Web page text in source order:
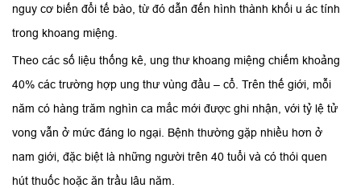
nguy cơ biến đổi tế bào, từ đó dẫn đến hình thành khối u ác tính
trong khoang miệng.
Theo các số liệu thống kê, ung thư khoang miệng chiếm khoảng
40% các trường hợp ung thư vùng đầu – cổ. Trên thế giới, mỗi
năm có hàng trăm nghìn ca mắc mới được ghi nhận, với tỷ lệ tử
vong vẫn ở mức đáng lo ngại. Bệnh thường gặp nhiều hơn ở
nam giới, đặc biệt là những người trên 40 tuổi và có thói quen
hút thuốc hoặc ăn trầu lâu năm.